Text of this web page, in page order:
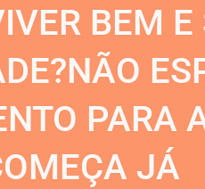
BEM
PARA
JÁ